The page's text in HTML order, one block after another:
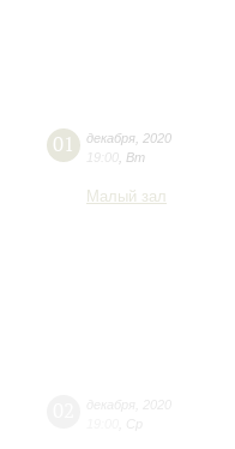
01 декабря 2020
19:00 Вт
Малый зал